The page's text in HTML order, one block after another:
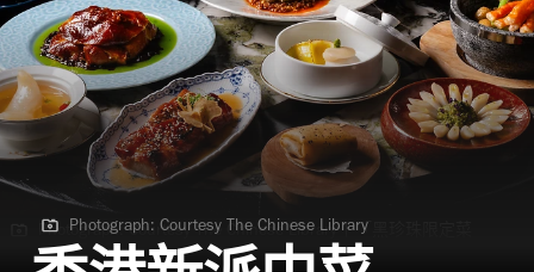
Photograph: Courtesy The Chinese Library | 「黑珍珠限定菜
單：百川珍味」
Photograph: Courtesy The Chinese Library